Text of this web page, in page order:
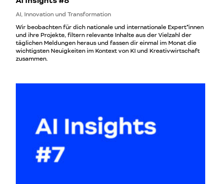
AI, Innovation und Transformation
Wir beobachten für dich nationale und internationale Expert*innen
und ihre Projekte, filtern relevante Inhalte aus der Vielzahl der
täglichen Meldungen heraus und fassen dir einmal im Monat die
wichtigsten Neuigkeiten im Kontext von KI und Kreativwirtschaft
zusammen.